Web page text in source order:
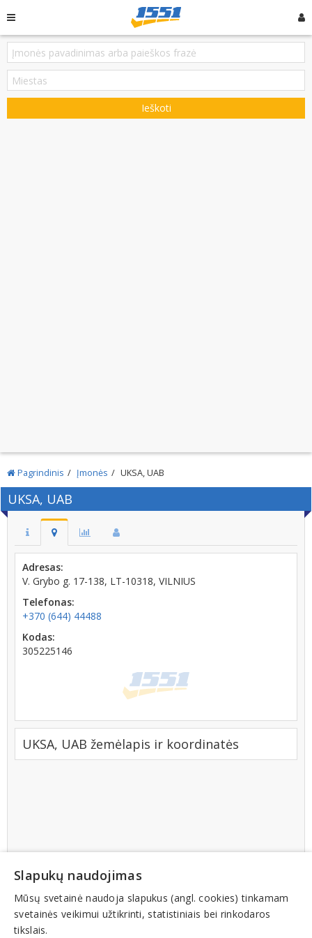
Ieškoti
Pagrindinis Įmonės UKSA, UAB
UKSA, UAB
Adresas:
V. Grybo g. 17-138, LT-10318, VILNIUS
Telefonas:
+370 (644) 44488
Kodas:
305225146
UKSA, UAB žemėlapis ir koordinatės
Slapukų naudojimas
Mūsų svetainė naudoja slapukus (angl. cookies) tinkamam
svetainės veikimui užtikrinti, statistiniais bei rinkodaros
tikslais.